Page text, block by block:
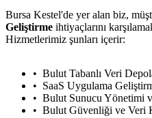
Bursa Kestel'de yer alan biz,
Geliştirme ihtiyaçlarını
Hizmetlerimiz şunları içerir:
Bulut Tabanlı Veri
SaaS Uygulama
Bulut Sunucu Yönetimi
Bulut Güvenliği ve Veri